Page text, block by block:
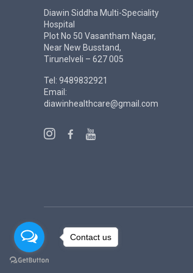
Diawin Siddha Multi-Speciality
Hospital
Plot No 50 Vasantham Nagar,
Near New Busstand,
Tirunelveli – 627 005
Tel: 9489832921
Email:
diawinhealthcare@gmail.com
Contact us